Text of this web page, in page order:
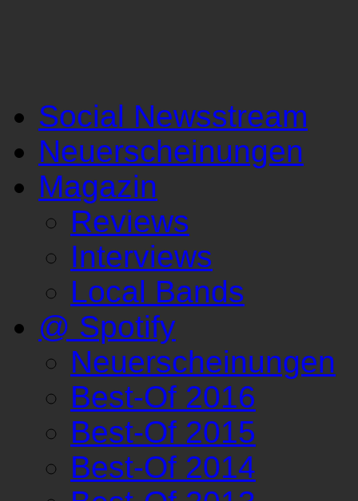
Social Newsstream
Neuerscheinungen
Magazin
Reviews
Interviews
Local Bands
@ Spotify
Neuerscheinungen
Best-Of 2016
Best-Of 2015
Best-Of 2014